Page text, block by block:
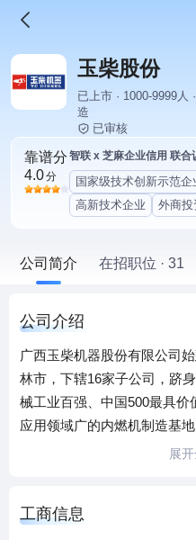
玉柴股份
已上市 · 1000-9999人
造
已审核
靠谱分
4.0分
智联 x 芝麻企业信用 联合
国家级技术创新示范企
高新技术企业
外商投
公司简介 在招职位 · 31
公司介绍
广西玉柴机器股份有限公司
林市，下辖16家子公司，跻
械工业百强、中国500最具价
应用领域广的内燃机制造基
展
工商信息